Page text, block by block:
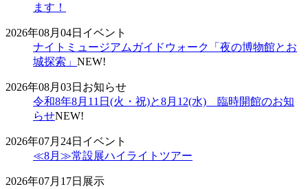
ます！
2026年08月04日 イベント
ナイトミュージアムガイドウォーク「夜の博物館とお
城探索」 NEW!
2026年08月03日 お知らせ
令和8年8月11日(火・祝)と8月12(水) 臨時開館のお知
らせNEW!
2026年07月24日 イベント
≪8月≫常設展ハイライトツアー
2026年07月17日 展示